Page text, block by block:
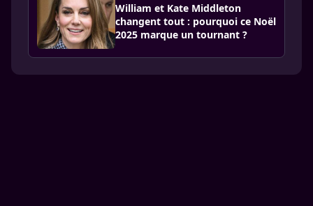
William et Kate Middleton
changent tout : pourquoi ce Noël
2025 marque un tournant ?